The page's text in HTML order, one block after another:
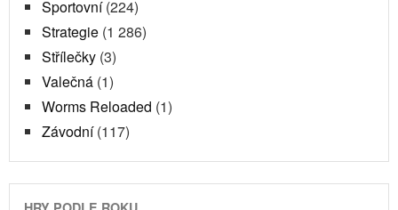
Sportovní(224)
Strategie (1 286)
Střílečky (3)
Valečná (1)
Worms Reloaded (1)
Závodní(117)